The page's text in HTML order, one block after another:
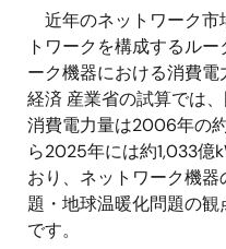
近年のネットワーク市
トワークを構成するル
ーク機器における消費電
経済 産業省の試算では
消費電力量は2006年の
ら2025年には約1,033億
おり、ネットワーク機
題・地球温暖化問題の
です。